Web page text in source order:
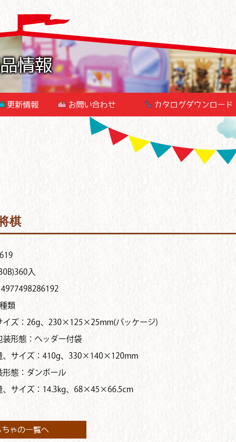
情報
更新情報 お問い合わせ カタログダウンロード
棋
入
類
ズ：26g、230×125×25mm(パッケージ)
形態：ヘッダー付袋
、サイズ：410g、330×140×120mm
態：ダンボール
サイズ：14.3kg、68×45×66.5cm
ちゃの一覧へ